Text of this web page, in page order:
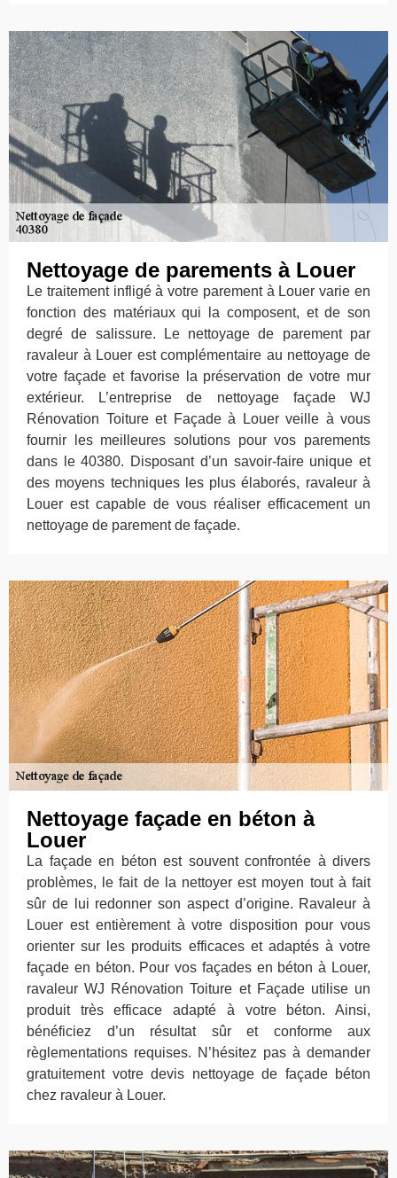
Nettoyage de parements à Louer
Le traitement infligé à votre parement à Louer varie en
fonction des matériaux qui la composent, et de son
degré de salissure. Le nettoyage de parement par
ravaleur à Louer est complémentaire au nettoyage de
votre façade et favorise la préservation de votre mur
extérieur. L’entreprise de nettoyage façade WJ
Rénovation Toiture et Façade à Louer veille à vous
fournir les meilleures solutions pour vos parements
dans le 40380. Disposant d’un savoir-faire unique et
des moyens techniques les plus élaborés, ravaleur à
Louer est capable de vous réaliser efficacement un
nettoyage de parement de façade.
Nettoyage façade en béton à
Louer
La façade en béton est souvent confrontée à divers
problèmes, le fait de la nettoyer est moyen tout à fait
sûr de lui redonner son aspect d’origine. Ravaleur à
Louer est entièrement à votre disposition pour vous
orienter sur les produits efficaces et adaptés à votre
façade en béton. Pour vos façades en béton à Louer,
ravaleur WJ Rénovation Toiture et Façade utilise un
produit très efficace adapté à votre béton. Ainsi,
bénéficiez d’un résultat sûr et conforme aux
règlementations requises. N’hésitez pas à demander
gratuitement votre devis nettoyage de façade béton
chez ravaleur à Louer.